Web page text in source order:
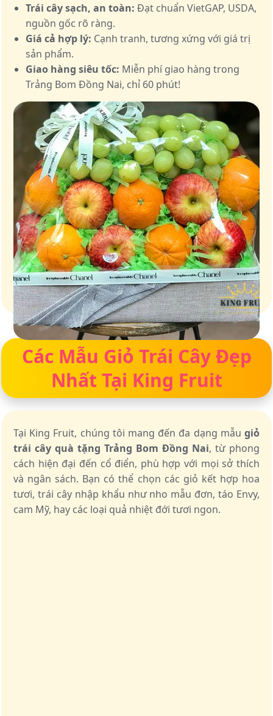
Trái cây sạch, an toàn: Đạt chuẩn VietGAP, USDA,
nguồn gốc rõ ràng.
Giá cả hợp lý: Cạnh tranh, tương xứng với giá trị
sản phẩm.
Giao hàng siêu tốc: Miễn phí giao hàng trong
Trảng Bom Đồng Nai, chỉ 60 phút!
Giỏ quà – Tinh hoa từ trái cây tươi ngon
Các Mẫu Giỏ Trái Cây Đẹp
Nhất Tại King Fruit
Tại King Fruit, chúng tôi mang đến đa dạng mẫu giỏ
trái cây quà tặng Trảng Bom Đồng Nai, từ phong
cách hiện đại đến cổ điển, phù hợp với mọi sở thích
và ngân sách. Bạn có thể chọn các giỏ kết hợp hoa
tươi, trái cây nhập khẩu như nho mẫu đơn, táo Envy,
cam Mỹ, hay các loại quả nhiệt đới tươi ngon.